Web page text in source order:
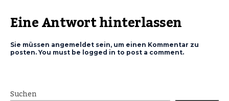
Eine Antwort hinterlassen
Sie müssen angemeldet sein, um einen Kommentar zu
posten. You must be logged in to post a comment.
Suchen